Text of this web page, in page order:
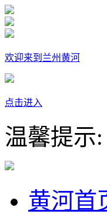
欢迎来到兰州黄河
点击进入
温馨提示
黄河首